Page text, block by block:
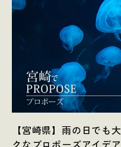
【宮崎県】雨の日でも
クなプロポーズアイデ